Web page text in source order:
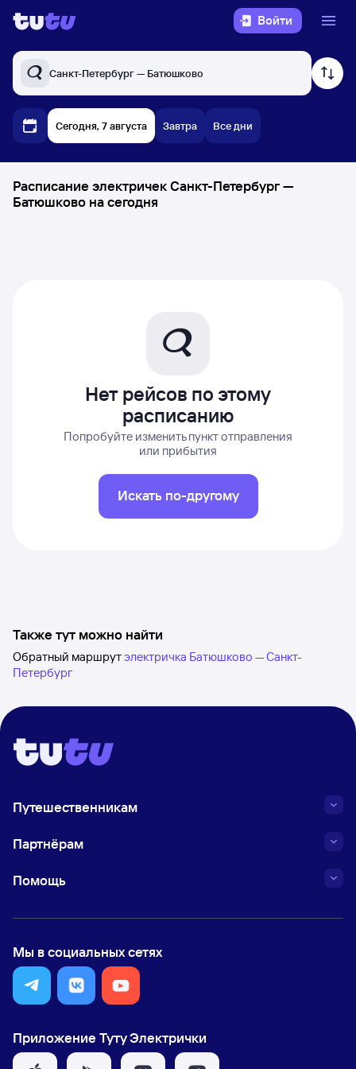
Войти
Санкт-Петербург — Батюшково
Сегодня, 7 августа Завтра Все дни
Расписание электричек Санкт-Петербург —
Батюшково на сегодня
Нет рейсов по этому
расписанию
Попробуйте изменить пункт отправления
или прибытия
Искать по-другому
Также тут можно найти
Обратный маршрутэлектричка Батюшково — Санкт-
Петербург
Путешественникам
Партнёрам
Помощь
Мы в социальных сетях
Приложение Туту Электрички